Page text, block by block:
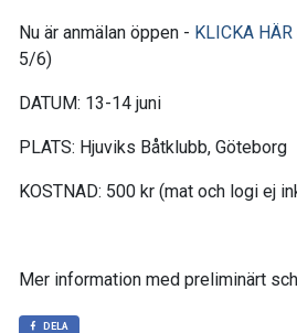
Nu är anmälan öppen - KLICKA HÄR
5/6)
DATUM: 13-14 juni
PLATS: Hjuviks Båtklubb, Göteborg
KOSTNAD: 500 kr (mat och logi ej
Mer information med preliminärt
DELA